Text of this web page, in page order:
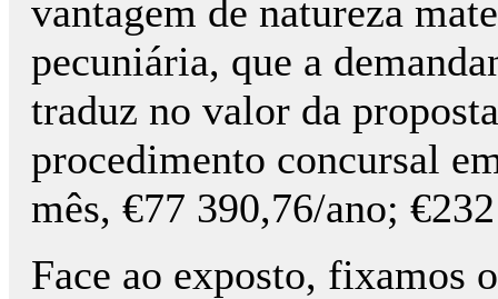
vantagem de natureza
pecuniária, que a
traduz no valor da
procedimento concursal
mês, €77 390,76/ano;
Face ao exposto, fixamos